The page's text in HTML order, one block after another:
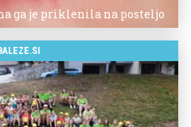
ga je priklenila na posteljo